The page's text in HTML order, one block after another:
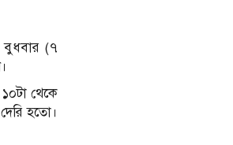
বুধবার (৭
থেকে
হতো।